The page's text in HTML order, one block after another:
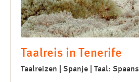
Taalreis in Tenerife
Taalreizen | Spanje | Taal: Spaans